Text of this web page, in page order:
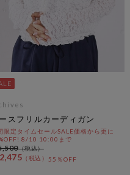
スフリルカーディガン
限定タイムセールSALE価格から更に
8/10 10:00まで
55％OFF